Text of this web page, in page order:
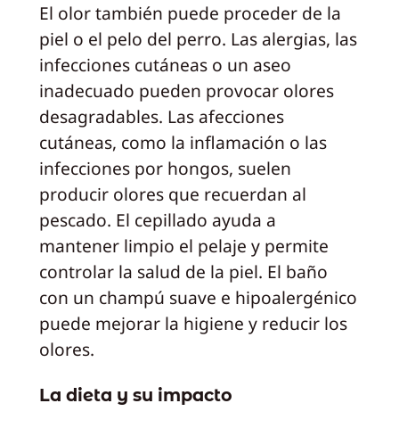
El olor también puede proceder de la
piel o el pelo del perro. Las alergias, las
infecciones cutáneas o un aseo
inadecuado pueden provocar olores
desagradables. Las afecciones
cutáneas, como la inflamación o las
infecciones por hongos, suelen
producir olores que recuerdan al
pescado. El cepillado ayuda a
mantener limpio el pelaje y permite
controlar la salud de la piel. El baño
con un champú suave e hipoalergénico
puede mejorar la higiene y reducir los
olores.
La dieta y su impacto